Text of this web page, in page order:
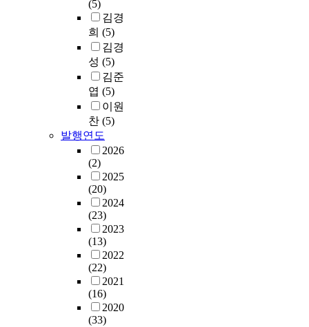
(5)
김경
희 (5)
김경
성 (5)
김준
엽 (5)
이원
찬 (5)
발행연도
2026
(2)
2025
(20)
2024
(23)
2023
(13)
2022
(22)
2021
(16)
2020
(33)